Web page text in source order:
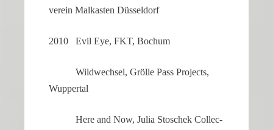
verein Malkasten Düsseldorf
2010 Evil Eye, FKT, Bochum
Wildwechsel, Grölle Pass Projects,
Wuppertal
Here and Now, Julia Stoschek Collec­